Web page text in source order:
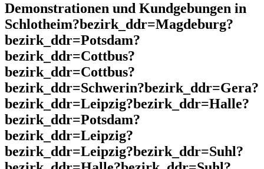
Demonstrationen und Kundgebungen in
Schlotheim?bezirk_ddr=Magdeburg?
bezirk_ddr=Potsdam?
bezirk_ddr=Cottbus?
bezirk_ddr=Cottbus?
bezirk_ddr=Schwerin?bezirk_ddr=Gera?
bezirk_ddr=Leipzig?bezirk_ddr=Halle?
bezirk_ddr=Potsdam?
bezirk_ddr=Leipzig?
bezirk_ddr=Leipzig?bezirk_ddr=Suhl?